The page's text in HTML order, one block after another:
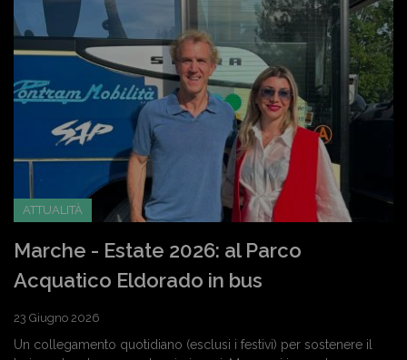
ATTUALITÀ
Marche - Estate 2026: al Parco
Acquatico Eldorado in bus
23 Giugno 2026
Un collegamento quotidiano (esclusi i festivi) per sostenere il